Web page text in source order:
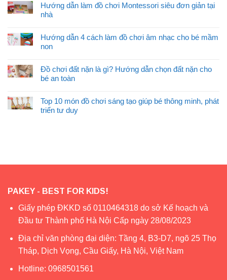
Hướng dẫn làm đồ chơi Montessori siêu đơn giản tại
nhà
Hướng dẫn 4 cách làm đồ chơi âm nhạc cho bé mầm
non
Đồ chơi đất nặn là gì? Hướng dẫn chọn đất nặn cho
bé an toàn
Top 10 món đồ chơi sáng tạo giúp bé thông minh, phát
triển tư duy
PAKEY - BEST FOR KIDS!
Giấy phép ĐKKD số 0110464318 do sở Kế hoạch và
Đầu tư Thành phố Hà Nội Cấp ngày 28/08/2023
Địa chỉ văn phòng đại diện: Tầng 4, B3-D7, ngõ 25 Thọ
Tháp, Dịch Vọng, Cầu Giấy, Hà Nội, Việt Nam
Hotline: 0968501561